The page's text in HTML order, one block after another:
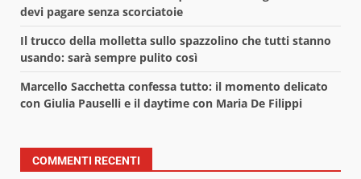
devi pagare senza scorciatoie
Il trucco della molletta sullo spazzolino che tutti stanno
usando: sarà sempre pulito così
Marcello Sacchetta confessa tutto: il momento delicato
con Giulia Pauselli e il daytime con Maria De Filippi
COMMENTI RECENTI